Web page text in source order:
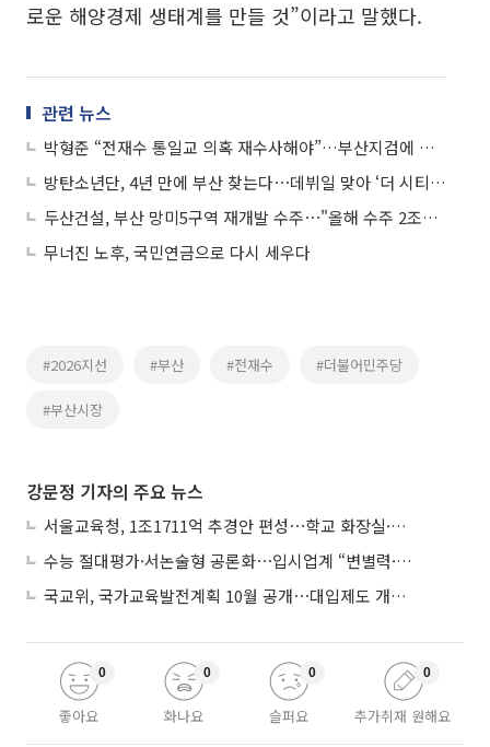
로운 해양경제 생태계를 만들 것”이라고 말했다.
관련 뉴스
박형준 “전재수 통일교 의혹 재수사해야”…부산지검에 진정서 제출
방탄소년단, 4년 만에 부산 찾는다⋯데뷔일 맞아 ‘더 시티’ 개최
두산건설, 부산 망미5구역 재개발 수주⋯"올해 수주 2조원 확보"
무너진 노후, 국민연금으로 다시 세우다
#2026지선 #부산 #전재수 #더불어민주당
#부산시장
강문정 기자의 주요 뉴스
서울교육청, 1조1711억 추경안 편성⋯학교 화장실·냉난방 손본다
수능 절대평가·서논술형 공론화⋯입시업계 “변별력·사교육 대책 먼저”
국교위, 국가교육발전계획 10월 공개⋯대입제도 개편 공론화 추진
좋아요
0
화나요
0
슬퍼요
0
추가취재 원해요
0